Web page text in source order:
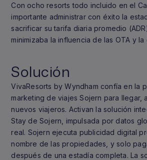
Con ocho resorts todo incluido en el
importante administrar con éxito la
sacrificar su tarifa diaria promedio
minimizaba la influencia de las OTA y
Solución
VivaResorts by Wyndham confía en la
marketing de viajes Sojern para llegar,
nuevos viajeros. Activan la solución
Stay de Sojern, impulsada por datos
real. Sojern ejecuta publicidad digital
nombre de las propiedades, y solo
después de una estadía completa. La